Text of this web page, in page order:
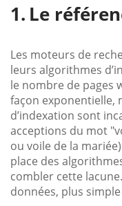
Le
Les moteurs de
leurs algorithmes
le nombre de pages
façon exponentielle,
d’indexation sont
acceptions du mot
ou voile de la
place des
combler cette
données, plus